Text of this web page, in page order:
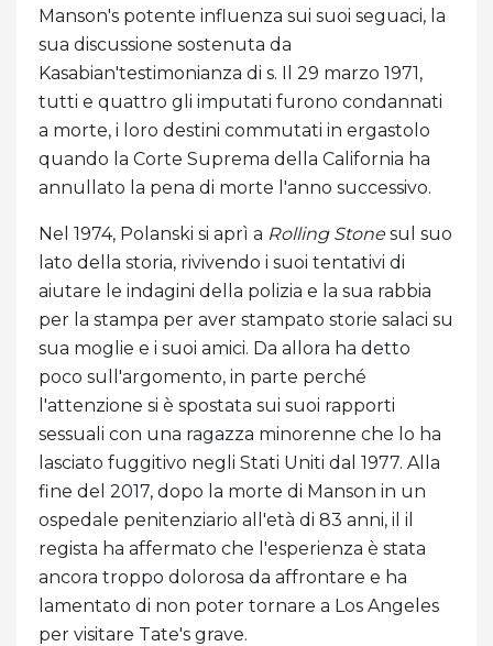
Manson's potente influenza sui suoi seguaci, la
sua discussione sostenuta da
Kasabian'testimonianza di s. Il 29 marzo 1971,
tutti e quattro gli imputati furono condannati
a morte, i loro destini commutati in ergastolo
quando la Corte Suprema della California ha
annullato la pena di morte l'anno successivo.
Nel 1974, Polanski si aprì a Rolling Stonesul suo
lato della storia, rivivendo i suoi tentativi di
aiutare le indagini della polizia e la sua rabbia
per la stampa per aver stampato storie salaci su
sua moglie e i suoi amici. Da allora ha detto
poco sull'argomento, in parte perché
l'attenzione si è spostata sui suoi rapporti
sessuali con una ragazza minorenne che lo ha
lasciato fuggitivo negli Stati Uniti dal 1977. Alla
fine del 2017, dopo la morte di Manson in un
ospedale penitenziario all'età di 83 anni, il il
regista ha affermato che l'esperienza è stata
ancora troppo dolorosa da affrontare e ha
lamentato di non poter tornare a Los Angeles
per visitare Tate's grave.